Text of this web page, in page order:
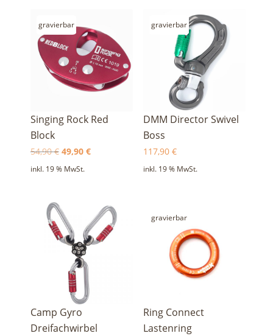
gravierbar
Singing Rock Red
Block
54,90€ Ursprünglicher
Preis
49,90 €Aktueller
inkl. 19 % MwSt.
gravierbar
DMM Director Swivel
Boss
117,90€
inkl. 19 % MwSt.
Camp Gyro
Dreifachwirbel
gravierbar
Ring Connect
Lastenring